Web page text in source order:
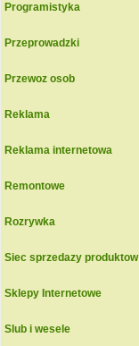
Programistyka
Przeprowadzki
Przewoz osob
Reklama
Reklama internetowa
Remontowe
Rozrywka
Siec sprzedazy produktow
Sklepy Internetowe
Slub i wesele